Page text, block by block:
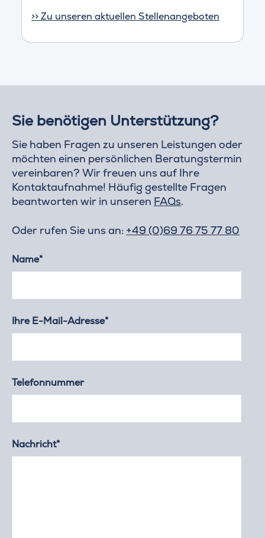
>> Zu unseren aktuellen Stellenangeboten
Sie benötigen Unterstützung?
Sie haben Fragen zu unseren Leistungen oder
möchten einen persönlichen Beratungstermin
vereinbaren? Wir freuen uns auf Ihre
Kontaktaufnahme! Häufig gestellte Fragen
beantworten wir in unseren FAQs.
Oder rufen Sie uns an: +49 (0)69 76 75 77 80
Name*
Ihre E-Mail-Adresse*
Telefonnummer
Nachricht*